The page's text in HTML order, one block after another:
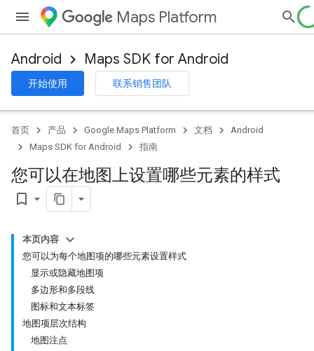
Maps Platform
Android Maps SDK for Android
开始使用 联系销售团队
首页 产品 Google Maps Platform 文档
Android
Maps SDK for Android
指南
您可以在地图上设置哪些元素的样式
bookmark_border
本页内容
您可以为每个地图项的哪些元素设置样式
显示或隐藏地图项
多边形和多段线
图标和文本标签
地图项层次结构
地图注点